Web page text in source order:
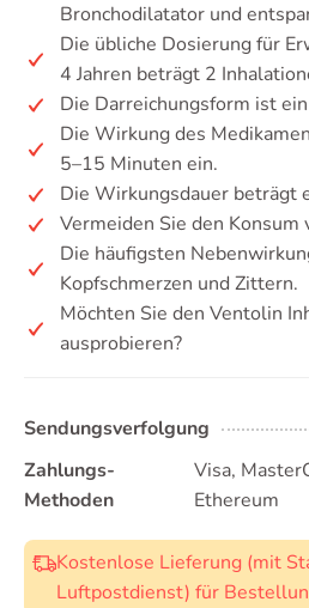
Bronchodilatator und
Die übliche Dosierung für
4 Jahren beträgt 2
Die Darreichungsform ist
Die Wirkung des
5–15 Minuten ein.
Die Wirkungsdauer beträgt
Vermeiden Sie den Konsum
Die häufigsten
Kopfschmerzen und Zittern.
Möchten Sie den Ventolin
ausprobieren?
Sendungsverfolgung
Zahlungs-
Methoden
Visa,
Ethereum
Kostenlose Lieferung (mit
Luftpostdienst) für